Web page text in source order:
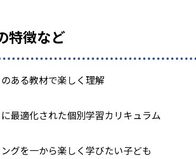
特徴など
ある教材で楽しく理解
最適化された個別学習カリキュラム
グを一から楽しく学びたい子ども